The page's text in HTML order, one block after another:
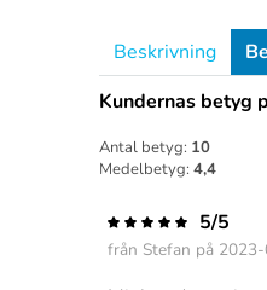
Beskrivning
Kundernas betyg
Antal betyg: 10
Medelbetyg: 4,4
5/5
från Stefan på